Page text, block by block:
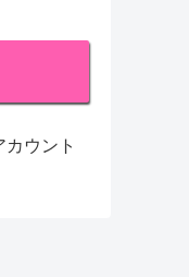
ウント